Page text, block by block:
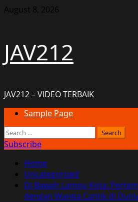
Skip
August 8, 2026
JAV212
JAV212 – VIDEO TERBAIK
PrimarySample Page
Search
for:
Subscribe
Home
Uncategorized
Di Bawah Lampu Kota:
dengan Wanita Cantik di